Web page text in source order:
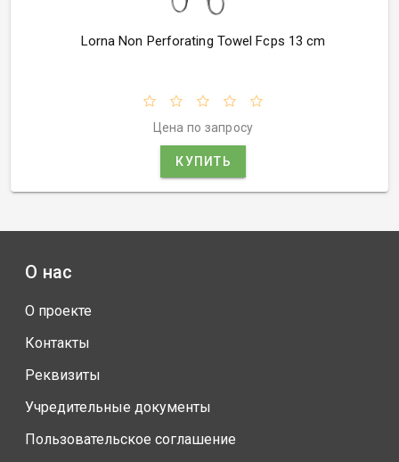
Lorna Non Perforating Towel Fcps 13 cm
Цена по запросу
КУПИТЬ
О нас
О проекте
Контакты
Реквизиты
Учредительные документы
Пользовательское соглашение